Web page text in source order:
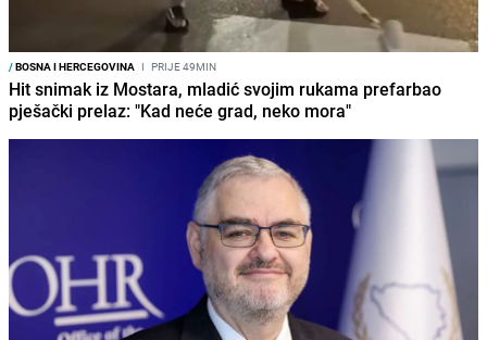
/BOSNA I HERCEGOVINA I PRIJE 49MIN
Hit snimak iz Mostara, mladić svojim rukama prefarbao
pješački prelaz: "Kad neće grad, neko mora"